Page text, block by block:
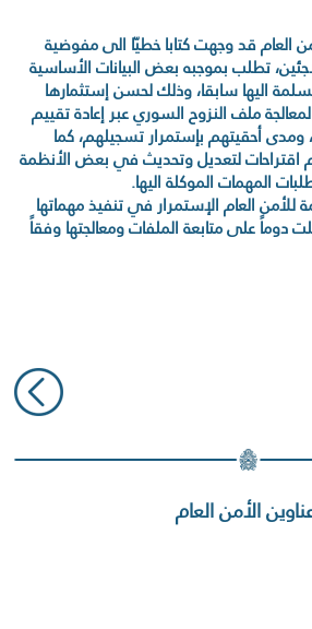
العام قد وجهت كتابا خطيّا الى مفوضية
تطلب بموجبه بعض البيانات الأساسية
اليها سابقا، وذلك لحسن إستثمارها
ملف النزوح السوري عبر إعادة تقييم
أحقيتهم بإستمرار تسجيلهم، كما
اقتراحات لتعديل وتحديث في بعض الأنظمة
المهمات الموكلة اليها.
للأمن العام الإستمرار في تنفيذ مهماتها
دوماً على متابعة الملفات ومعالجتها وفقاً
الأمن العام